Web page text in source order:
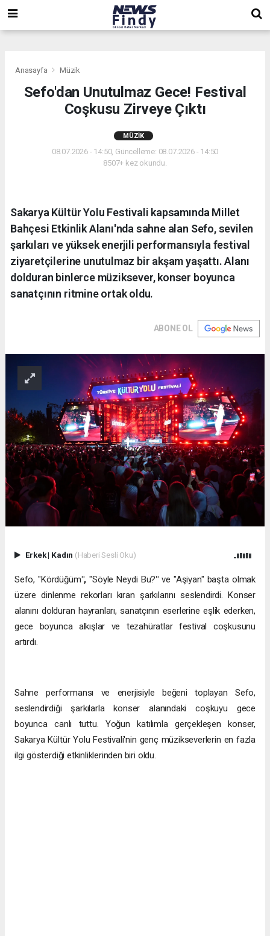
Anasayfa Müzik
Sefo'dan Unutulmaz Gece! Festival
Coşkusu Zirveye Çıktı
MÜZIK
08.07.2026 - 14:50, Güncelleme: 08.07.2026 - 14:50
8507+ kez okundu.
Sakarya Kültür Yolu Festivali kapsamında Millet
Bahçesi Etkinlik Alanı'nda sahne alan Sefo, sevilen
şarkıları ve yüksek enerjili performansıyla festival
ziyaretçilerine unutulmaz bir akşam yaşattı. Alanı
dolduran binlerce müziksever, konser boyunca
sanatçının ritmine ortak oldu.
ABONE OL
Erkek| Kadın (Haberi Sesli Oku)
Sefo, "Kördüğüm","Söyle Neydi Bu?"ve "Aşiyan" başta olmak
üzere dinlenme rekorları kıran şarkılarını seslendirdi. Konser
alanını dolduran hayranları, sanatçının eserlerine eşlik ederken,
gece boyunca alkışlar ve tezahüratlar festival coşkusunu
artırdı.
Sahne performansı ve enerjisiyle beğeni toplayan Sefo,
seslendirdiği şarkılarla konser alanındaki coşkuyu gece
boyunca canlı tuttu. Yoğun katılımla gerçekleşen konser,
Sakarya Kültür Yolu Festivali'nin genç müzikseverlerin en fazla
ilgi gösterdiği etkinliklerinden biri oldu.